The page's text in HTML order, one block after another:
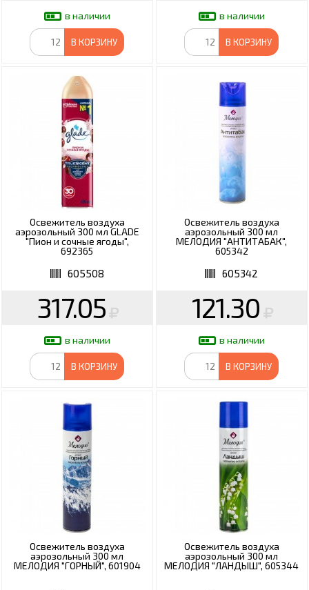
в наличии
В КОРЗИНУ
в наличии
В КОРЗИНУ
Освежитель воздуха
аэрозольный 300 мл GLADE
"Пион и сочные ягоды",
692365
605508
317.05
в наличии
В КОРЗИНУ
Освежитель воздуха
аэрозольный 300 мл
МЕЛОДИЯ "АНТИТАБАК",
605342
605342
121.30
в наличии
В КОРЗИНУ
Освежитель воздуха
аэрозольный 300 мл
МЕЛОДИЯ "ГОРНЫЙ", 601904
Освежитель воздуха
аэрозольный 300 мл
МЕЛОДИЯ "ЛАНДЫШ", 605344